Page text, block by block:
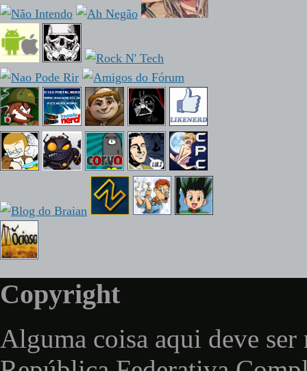
Copyright
Alguma coisa aqui deve ser